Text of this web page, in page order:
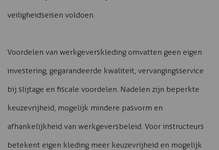
veiligheidseisen voldoen.
Voordelen van werkgeverskleding omvatten geen eigen
investering, gegarandeerde kwaliteit, vervangingsservice
bij slijtage en fiscale voordelen. Nadelen zijn beperkte
keuzevrijheid, mogelijk mindere pasvorm en
afhankelijkheid van werkgeversbeleid. Voor instructeurs
betekent eigen kleding meer keuzevrijheid en mogelijk